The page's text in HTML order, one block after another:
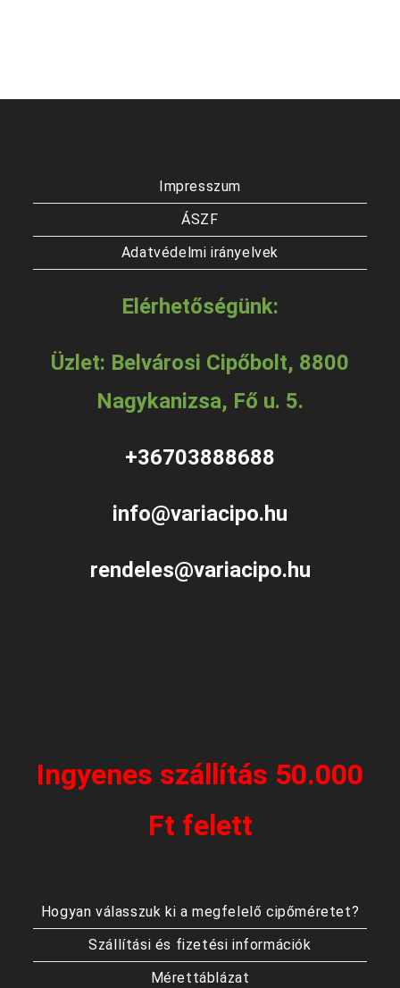
Impresszum
ÁSZF
Adatvédelmi irányelvek
Elérhetőségünk:
Üzlet: Belvárosi Cipőbolt, 8800
Nagykanizsa, Fő u. 5.
+36703888688
info@variacipo.hu
rendeles@variacipo.hu
Ingyenes szállítás 50.000
Ft felett
Hogyan válasszuk ki a megfelelő cipőméretet?
Szállítási és fizetési információk
Mérettáblázat